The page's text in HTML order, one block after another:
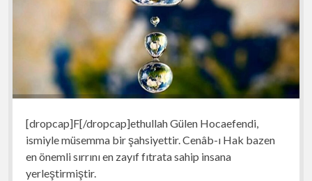
[dropcap]F[/dropcap]ethullah Gülen Hocaefendi,
ismiyle müsemma bir şahsiyettir. Cenâb-ı Hak bazen
en önemli sırrını en zayıf fıtrata sahip insana
yerleştirmiştir.